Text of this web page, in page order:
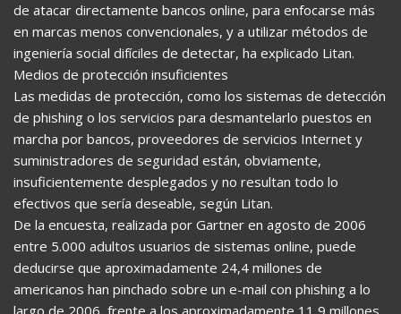
de atacar directamente bancos online, para enfocarse más
en marcas menos convencionales, y a utilizar métodos de
ingeniería social difíciles de detectar, ha explicado Litan.
Medios de protección insuficientes
Las medidas de protección, como los sistemas de detección
de phishing o los servicios para desmantelarlo puestos en
marcha por bancos, proveedores de servicios Internet y
suministradores de seguridad están, obviamente,
insuficientemente desplegados y no resultan todo lo
efectivos que sería deseable, según Litan.
De la encuesta, realizada por Gartner en agosto de 2006
entre 5.000 adultos usuarios de sistemas online, puede
deducirse que aproximadamente 24,4 millones de
americanos han pinchado sobre un e-mail con phishing a lo
largo de 2006, frente a los aproximadamente 11,9 millones